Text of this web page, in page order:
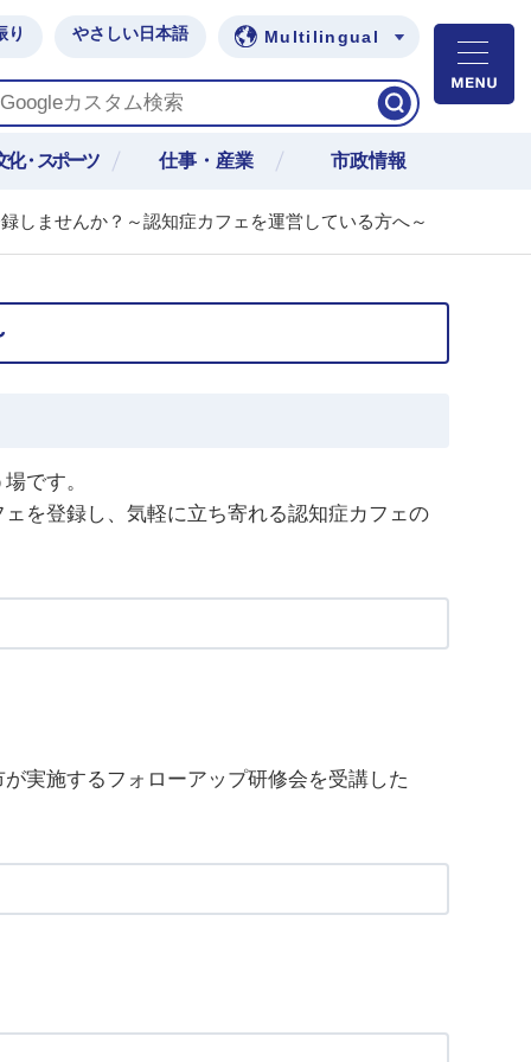
り やさしい日本語 Multilingual
化・スポーツ 仕事・産業 市政情報
しませんか？～認知症カフェを運営している方へ～
です。
を登録し、気軽に立ち寄れる認知症カフェの
実施するフォローアップ研修会を受講した